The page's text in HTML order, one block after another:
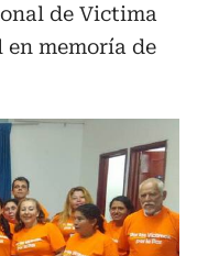
de Victima
memoría de